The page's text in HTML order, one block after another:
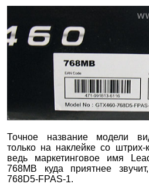
Точное название модели
только на наклейке со
ведь маркетинговое имя
768MB куда приятнее
768D5-FPAS-1.